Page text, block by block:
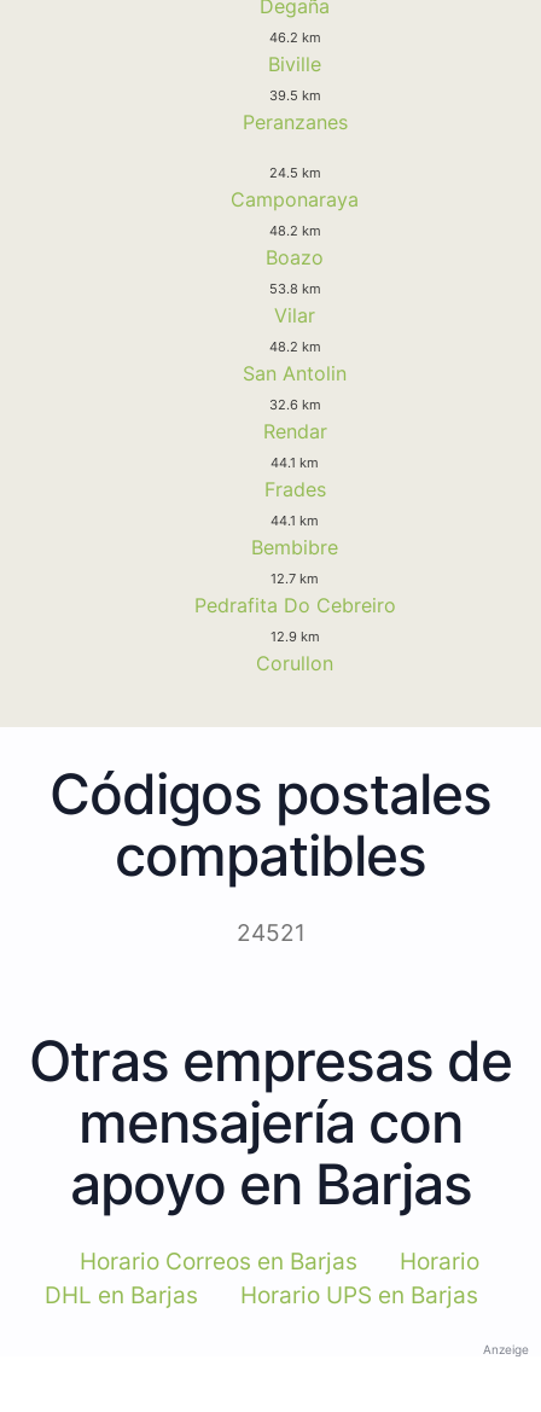
Degaña
46.2 km
Biville
39.5 km
Peranzanes
24.5 km
Camponaraya
48.2 km
Boazo
53.8 km
Vilar
48.2 km
San Antolin
32.6 km
Rendar
44.1 km
Frades
44.1 km
Bembibre
12.7 km
Pedrafita Do Cebreiro
12.9 km
Corullon
Códigos postales
compatibles
24521
Otras empresas de
mensajería con
apoyo en Barjas
Horario Correos en Barjas
Horario
DHL en Barjas
Horario UPS en Barjas
Anzeige